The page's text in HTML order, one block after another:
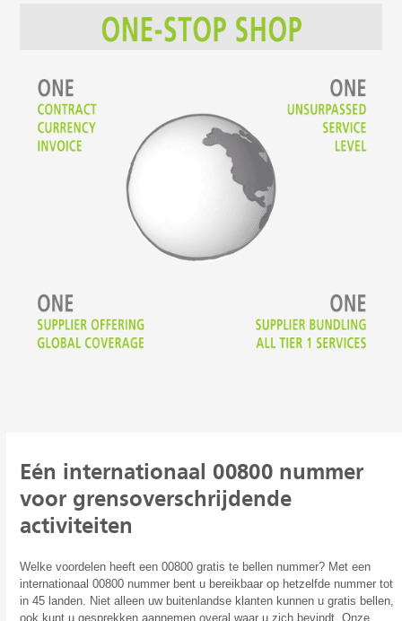
Eén internationaal 00800 nummer
voor grensoverschrijdende
activiteiten
Welke voordelen heeft een 00800 gratis te bellen nummer? Met een
internationaal 00800 nummer bent u bereikbaar op hetzelfde nummer tot
in 45 landen. Niet alleen uw buitenlandse klanten kunnen u gratis bellen,
ook kunt u gesprekken aannemen overal waar u zich bevindt. Onze